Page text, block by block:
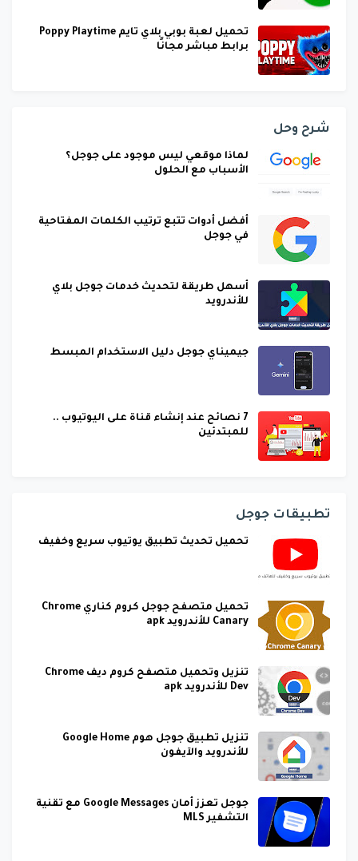
تحميل لعبة بوبي بلاي تايم Poppy Playtime
برابط مباشر مجانًا
شرح وحل
لماذا موقعي ليس موجود على جوجل؟
الأسباب مع الحلول
أفضل أدوات تتبع ترتيب الكلمات المفتاحية
في جوجل
أسهل طريقة لتحديث خدمات جوجل بلاي
للأندرويد
جيميناي جوجل دليل الاستخدام المبسط
7 نصائح عند إنشاء قناة على اليوتيوب ..
للمبتدئين
تطبيقات جوجل
تحميل تحديث تطبيق يوتيوب سريع وخفيف
تحميل متصفح جوجل كروم كناري Chrome
Canary للأندرويد apk
تنزيل وتحميل متصفح كروم ديف Chrome
Dev للأندرويد apk
تنزيل تطبيق جوجل هوم Google Home
للأندرويد والآيفون
جوجل تعزز أمان Google Messages مع تقنية
التشفير MLS